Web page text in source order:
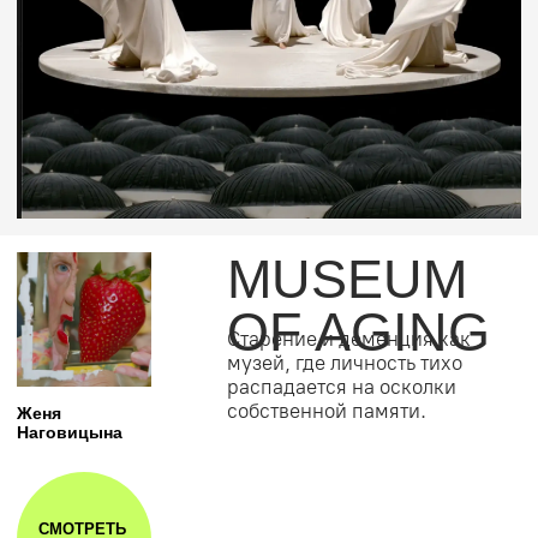
SECOND
NATURE
Воспоминание о детстве,
прорастающее цифровыми
помехами сквозь привычный
пейзаж.
Anna Akimova
СМОТРЕТЬ
РАБОТУ